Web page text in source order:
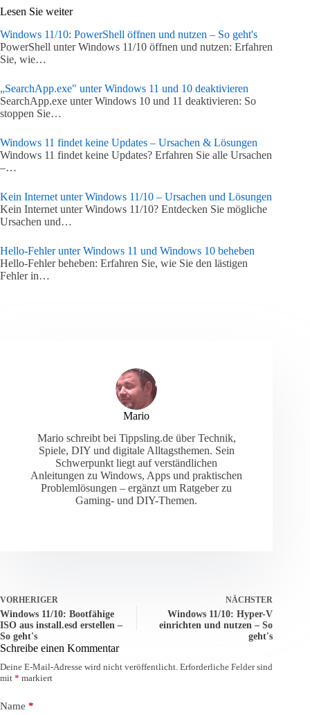
Lesen Sie weiter
Windows 11/10: PowerShell öffnen und nutzen – So geht's
PowerShell unter Windows 11/10 öffnen und nutzen: Erfahren
Sie, wie…
„SearchApp.exe" unter Windows 11 und 10 deaktivieren
SearchApp.exe unter Windows 10 und 11 deaktivieren: So
stoppen Sie…
Windows 11 findet keine Updates – Ursachen & Lösungen
Windows 11 findet keine Updates? Erfahren Sie alle Ursachen
–…
Kein Internet unter Windows 11/10 – Ursachen und Lösungen
Kein Internet unter Windows 11/10? Entdecken Sie mögliche
Ursachen und…
Hello-Fehler unter Windows 11 und Windows 10 beheben
Hello-Fehler beheben: Erfahren Sie, wie Sie den lästigen
Fehler in…
Mario
Mario schreibt bei Tippsling.de über Technik,
Spiele, DIY und digitale Alltagsthemen. Sein
Schwerpunkt liegt auf verständlichen
Anleitungen zu Windows, Apps und praktischen
Problemlösungen – ergänzt um Ratgeber zu
Gaming- und DIY-Themen.
VORHERIGER
Windows 11/10: Bootfähige
ISO aus install.esd erstellen –
So geht's
NÄCHSTER
Windows 11/10: Hyper-V
einrichten und nutzen – So
geht's
Schreibe einen Kommentar
Deine E-Mail-Adresse wird nicht veröffentlicht. Erforderliche Felder sind
mit * markiert
Name *